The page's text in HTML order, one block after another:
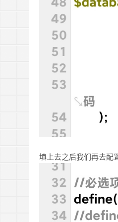
填上去之后我们再去配